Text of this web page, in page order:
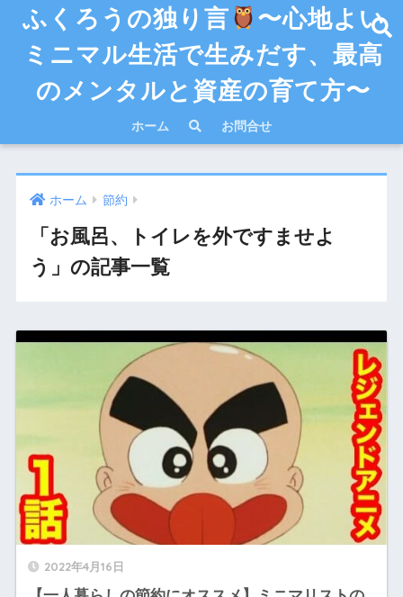
ふくろうの独り言
〜心地よい
ミニマル生活で生みだす、最高
のメンタルと資産の育て方〜
ホーム お問合せ
ホーム 節約
「お風呂、トイレを外ですませよ
う」の記事一覧
2022年4月16日